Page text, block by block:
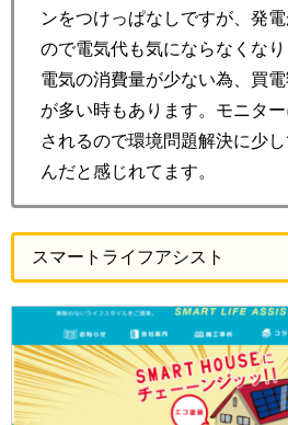
ンをつけっぱなしですが、発
ので電気代も気にならなくな
電気の消費量が少ない為、買
が多い時もあります。モニタ
されるので環境問題解決に少
んだと感じれてます。
スマートライフアシスト